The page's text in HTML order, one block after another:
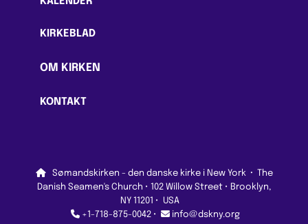
KIRKEBLAD
OM KIRKEN
KONTAKT
Sømandskirken - den danske kirke i New York · The
Danish Seamen's Church • 102 Willow Street • Brooklyn,
NY 11201 • USA
+1-718-875-0042 • info@dskny.org